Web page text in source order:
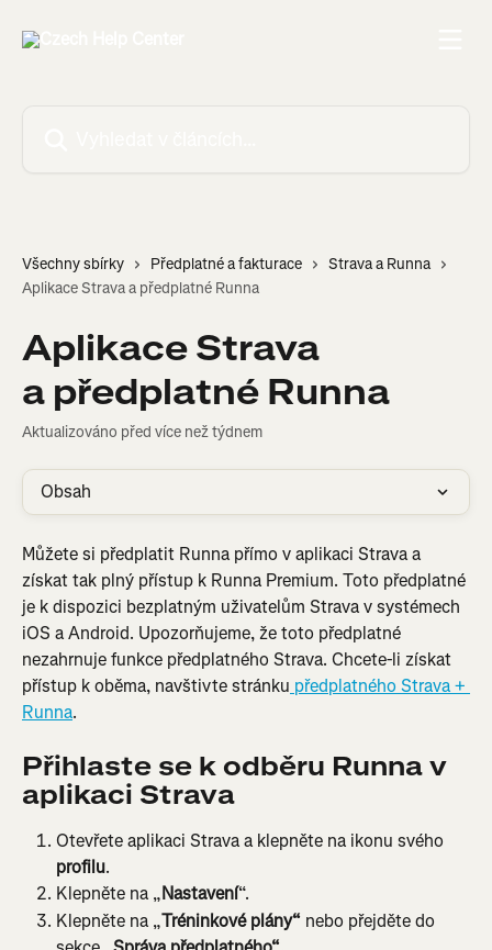
Všechny sbírky Předplatné a fakturace
Strava a Runna
Aplikace Strava a předplatné Runna
Aplikace Strava
a předplatné Runna
Aktualizováno před více než týdnem
Obsah
Můžete si předplatit Runna přímo v aplikaci Strava a
získat tak plný přístup k Runna Premium. Toto předplatné
je k dispozici bezplatným uživatelům Strava v systémech
iOS a Android. Upozorňujeme, že toto předplatné
nezahrnuje funkce předplatného Strava. Chcete-li získat
přístup k oběma, navštivte stránku předplatného Strava +
Runna.
Přihlaste se k odběru Runna v
aplikaci Strava
Otevřete aplikaci Strava a klepněte na ikonu svého
profilu.
Klepněte na „Nastavení“.
Klepněte na „Tréninkové plány“ nebo přejděte do